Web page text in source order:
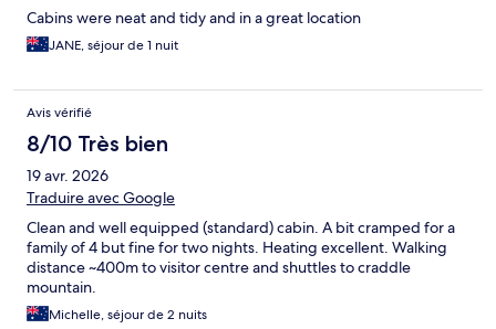
Cabins were neat and tidy and in a great location
JANE, séjour de 1 nuit
Avis vérifié
8/10 Très bien
19 avr. 2026
Traduire avec Google
Clean and well equipped (standard) cabin. A bit cramped for a
family of 4 but fine for two nights. Heating excellent. Walking
distance ~400m to visitor centre and shuttles to craddle
mountain.
Michelle, séjour de 2 nuits